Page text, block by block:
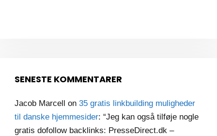
SENESTE KOMMENTARER
Jacob Marcell on 35 gratis linkbuilding muligheder
til danske hjemmesider: “Jeg kan også tilføje nogle
gratis dofollow backlinks: PresseDirect.dk –